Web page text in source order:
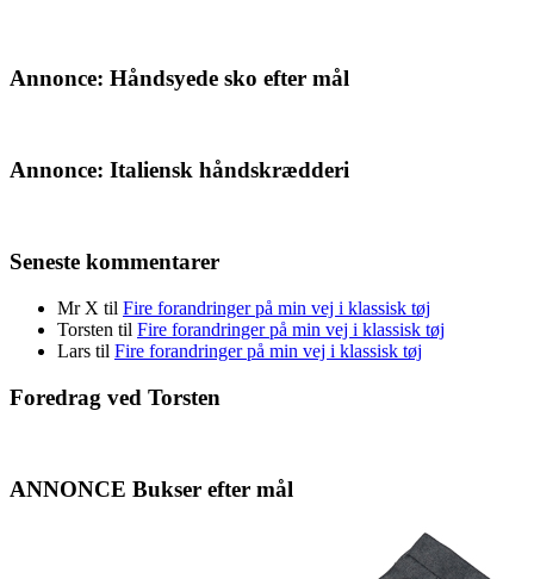
Annonce: Håndsyede sko efter mål
Annonce: Italiensk håndskrædderi
Seneste kommentarer
Mr X til Fire forandringer på min vej i klassisk tøj
Torsten til Fire forandringer på min vej i klassisk tøj
Lars til Fire forandringer på min vej i klassisk tøj
Foredrag ved Torsten
ANNONCE Bukser efter mål